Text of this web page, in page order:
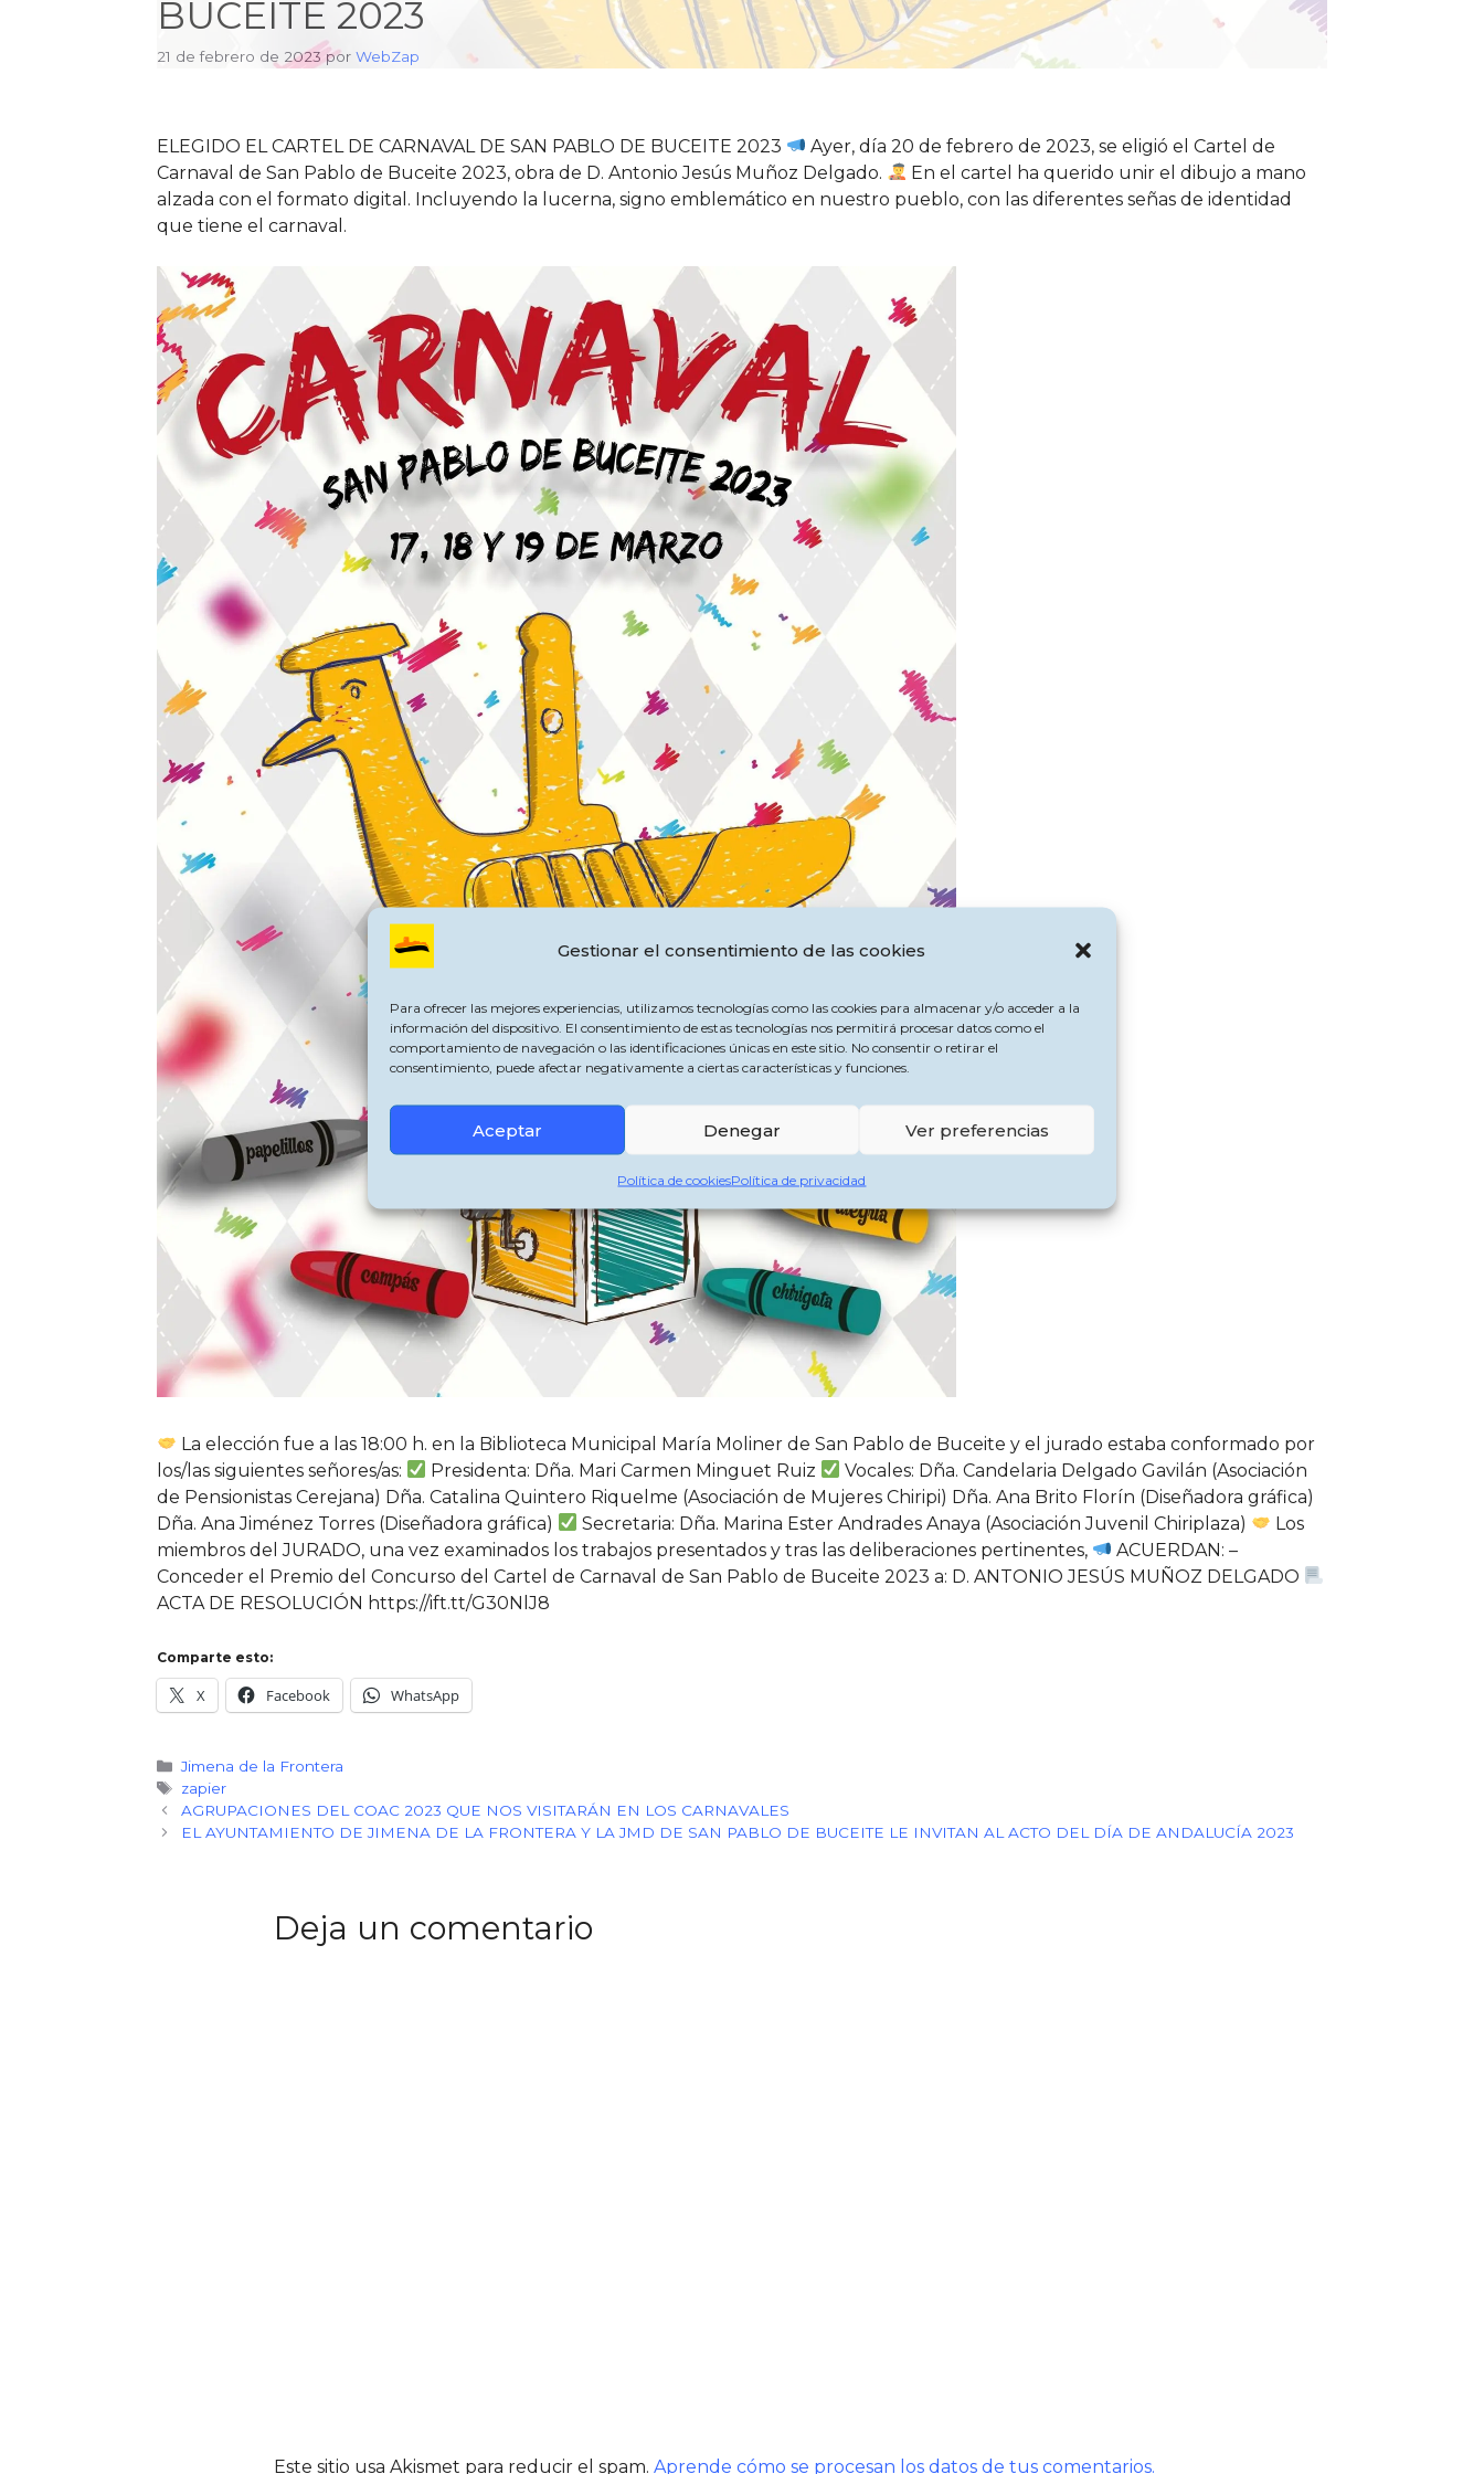
Gestionar el consentimiento de las cookies
Para ofrecer las mejores experiencias, utilizamos tecnologías como las cookies para almacenar y/o acceder a la
información del dispositivo. El consentimiento de estas tecnologías nos permitirá procesar datos como el
comportamiento de navegación o las identificaciones únicas en este sitio. No consentir o retirar el
consentimiento, puede afectar negativamente a ciertas características y funciones.
Aceptar Denegar Ver preferencias
Política de cookiesPolítica de privacidad
BUCEITE 2023
21 de febrero de 2023 por WebZap
ELEGIDO EL CARTEL DE CARNAVAL DE SAN PABLO DE BUCEITE 2023
Ayer, día 20 de febrero de 2023, se eligió el Cartel de
Carnaval de San Pablo de Buceite 2023, obra de D. Antonio Jesús Muñoz Delgado.
En el cartel ha querido unir el dibujo a mano
alzada con el formato digital. Incluyendo la lucerna, signo emblemático en nuestro pueblo, con las diferentes señas de identidad
que tiene el carnaval.
La elección fue a las 18:00 h. en la Biblioteca Municipal María Moliner de San Pablo de Buceite y el jurado estaba conformado por
los/las siguientes señores/as:
Presidenta: Dña. Mari Carmen Minguet Ruiz
Vocales: Dña. Candelaria Delgado Gavilán (Asociación
de Pensionistas Cerejana) Dña. Catalina Quintero Riquelme (Asociación de Mujeres Chiripi) Dña. Ana Brito Florín (Diseñadora gráfica)
Dña. Ana Jiménez Torres (Diseñadora gráfica)
Secretaria: Dña. Marina Ester Andrades Anaya (Asociación Juvenil Chiriplaza)
Los
miembros del JURADO, una vez examinados los trabajos presentados y tras las deliberaciones pertinentes,
ACUERDAN: –
Conceder el Premio del Concurso del Cartel de Carnaval de San Pablo de Buceite 2023 a: D. ANTONIO JESÚS MUÑOZ DELGADO
ACTA DE RESOLUCIÓN https://ift.tt/G30NlJ8
Comparte esto:
X Facebook WhatsApp
Categorías
Jimena de la Frontera
Etiquetas
zapier
AGRUPACIONES DEL COAC 2023 QUE NOS VISITARÁN EN LOS CARNAVALES
EL AYUNTAMIENTO DE JIMENA DE LA FRONTERA Y LA JMD DE SAN PABLO DE BUCEITE LE INVITAN AL ACTO DEL DÍA DE ANDALUCÍA 2023
Deja un comentario
Este sitio usa Akismet para reducir el spam. Aprende cómo se procesan los datos de tus comentarios.